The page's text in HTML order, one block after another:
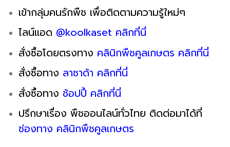
เข้ากลุ่มคนรักพืช เพื่อติดตามความรู้ใหม่ๆ
ไลน์แอด @koolkaset คลิกที่นี่
สั่งซื้อโดยตรงทาง คลินิกพืชคูลเกษตร คลิกที่นี่
สั่งซื้อทาง ลาซาด้า คลิกที่นี่
สั่งซื้อทาง ช้อปปี้ คลิกที่นี่
ปรึกษาเรื่อง พืชออนไลน์ทั่วไทย ติดต่อมาได้ที่
ช่องทาง คลินิกพืชคูลเกษตร